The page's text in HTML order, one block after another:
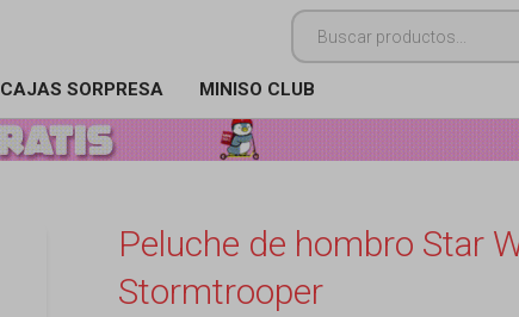
CAJAS SORPRESA MINISO CLUB
Peluche de hombro Star
Stormtrooper